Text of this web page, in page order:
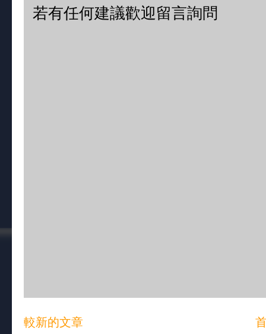
若有任何建議歡迎留言詢問
較新的文章